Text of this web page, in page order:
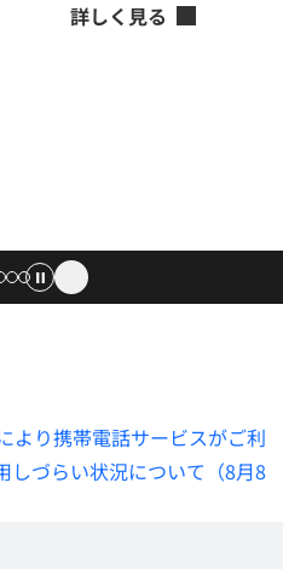
詳しく見る
より携帯電話サービスがご利
しづらい状況について（8月8